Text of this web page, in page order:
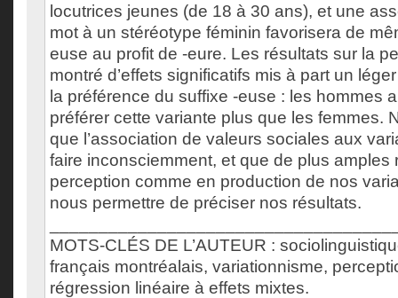
locutrices jeunes (de 18 à 30 ans), et une
mot à un stéréotype féminin favorisera de
euse au profit de -eure. Les résultats sur la
montré d’effets significatifs mis à part un
la préférence du suffixe -euse : les hommes
préférer cette variante plus que les femmes.
que l’association de valeurs sociales aux
faire inconsciemment, et que de plus amples
perception comme en production de nos
nous permettre de préciser nos résultats.
MOTS-CLÉS DE L’AUTEUR :
français montréalais, variationnisme,
régression linéaire à effets mixtes.